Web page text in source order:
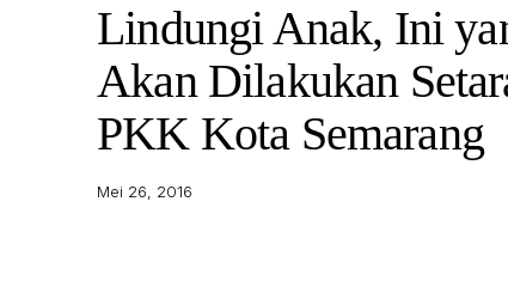
Lindungi Anak, Ini
Akan Dilakukan
PKK Kota Semarang
Mei 26, 2016